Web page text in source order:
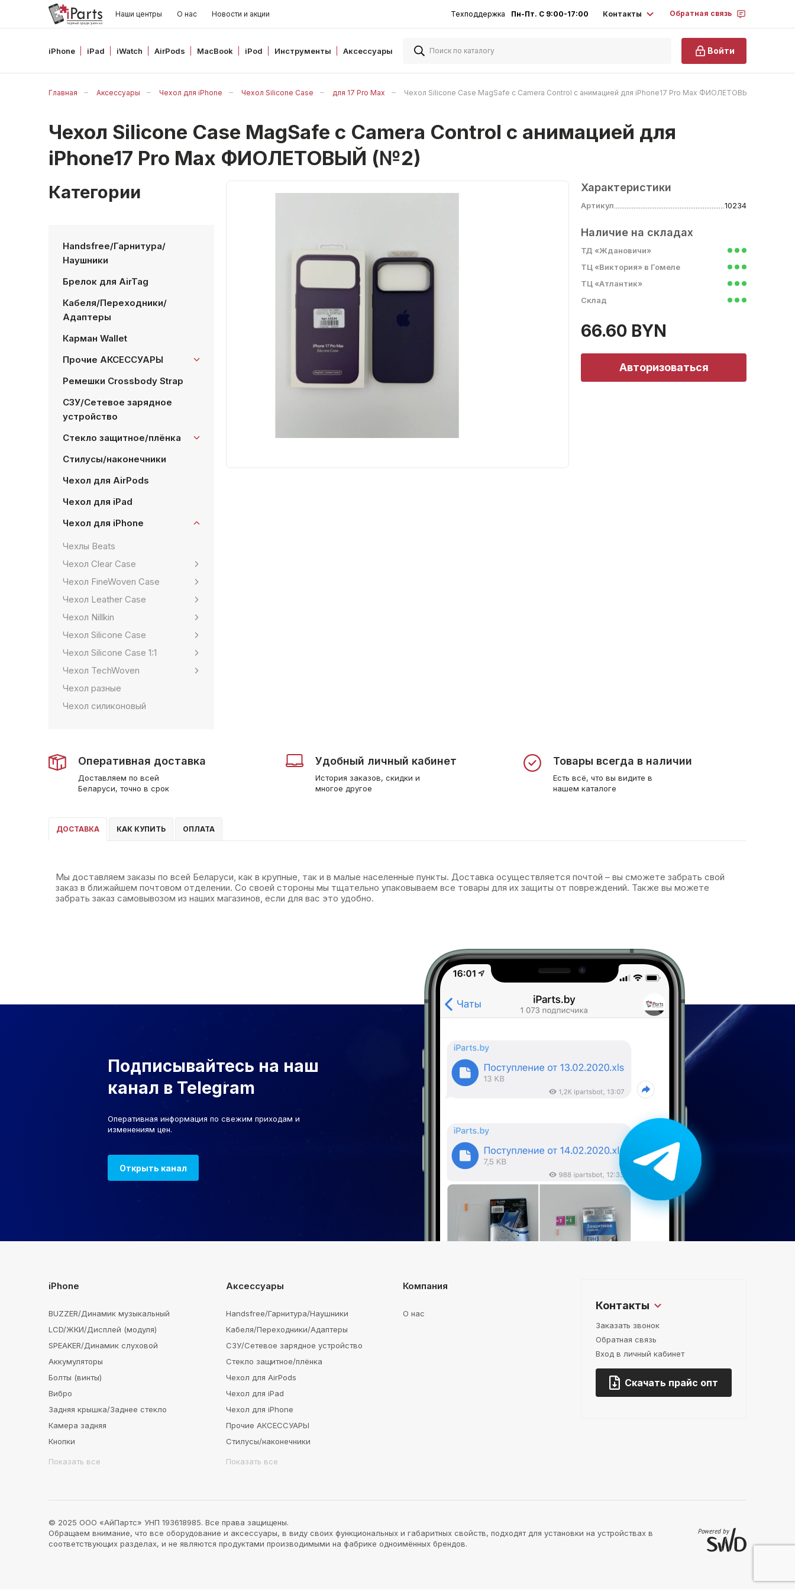
Наши центры О нас Новости и акции Техподдержка Пн-Пт. С 9:00-17:00 Контакты Обратная связь
iPhone iPad iWatch AirPods MacBook iPod Инструменты Аксессуары Войти
Главная Аксессуары Чехол для iPhone Чехол Silicone Case для 17 Pro Max Чехол Silicone Case MagSafe с Camera Control с анимацией для iPhone17 Pro Max ФИОЛЕТОВЫЙ (№2)
Чехол Silicone Case MagSafe с Camera Control с анимацией для
iPhone17 Pro Max ФИОЛЕТОВЫЙ (№2)
Категории
Handsfree/Гарнитура/
Наушники
Брелок для AirTag
Кабеля/Переходники/
Адаптеры
Карман Wallet
Прочие АКСЕССУАРЫ
Ремешки Crossbody Strap
СЗУ/Сетевое зарядное
устройство
Стекло защитное/плёнка
Стилусы/наконечники
Чехол для AirPods
Чехол для iPad
Чехол для iPhone
Чехлы Beats
Чехол Clear Case
Чехол FineWoven Case
Чехол Leather Case
Чехол Nillkin
Чехол Silicone Case
Чехол Silicone Case 1:1
Чехол TechWoven
Чехол разные
Чехол силиконовый
Характеристики
Артикул 10234
Наличие на складах
ТД «Ждановичи»
ТЦ «Виктория» в Гомеле
ТЦ «Атлантик»
Склад
66.60 BYN
Авторизоваться
Оперативная доставка
Доставляем по всей
Беларуси, точно в срок
Удобный личный кабинет
История заказов, скидки и
многое другое
Товары всегда в наличии
Есть всё, что вы видите в
нашем каталоге
ДОСТАВКА КАК КУПИТЬ ОПЛАТА
Мы доставляем заказы по всей Беларуси, как в крупные, так и в малые населенные пункты. Доставка осуществляется почтой – вы сможете забрать свой
заказ в ближайшем почтовом отделении. Со своей стороны мы тщательно упаковываем все товары для их защиты от повреждений. Также вы можете
забрать заказ самовывозом из наших магазинов, если для вас это удобно.
Подписывайтесь на наш
канал в Telegram
Оперативная информация по свежим приходам и
изменениям цен.
Открыть канал
iPhone
BUZZER/Динамик музыкальный
LCD/ЖКИ/Дисплей (модуля)
SPEAKER/Динамик слуховой
Аккумуляторы
Болты (винты)
Вибро
Задняя крышка/Заднее стекло
Камера задняя
Кнопки
Показать все
Аксессуары
Handsfree/Гарнитура/Наушники
Кабеля/Переходники/Адаптеры
СЗУ/Сетевое зарядное устройство
Стекло защитное/плёнка
Чехол для AirPods
Чехол для iPad
Чехол для iPhone
Прочие АКСЕССУАРЫ
Стилусы/наконечники
Показать все
Компания
О нас
Контакты
Заказать звонок
Обратная связь
Вход в личный кабинет
Скачать прайс опт
© 2025 ООО «АйПартс» УНП 193618985. Все права защищены.
Обращаем внимание, что все оборудование и аксессуары, в виду своих функциональных и габаритных свойств, подходят для установки на устройствах в
соответствующих разделах, и не являются продуктами производимыми на фабрике одноимённых брендов.